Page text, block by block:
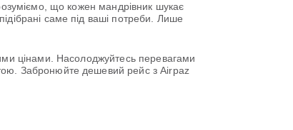
що кожен мандрівник шукає
саме під ваші потреби. Лише
цінами. Насолоджуйтесь перевагами
Забронюйте дешевий рейс з Airpaz